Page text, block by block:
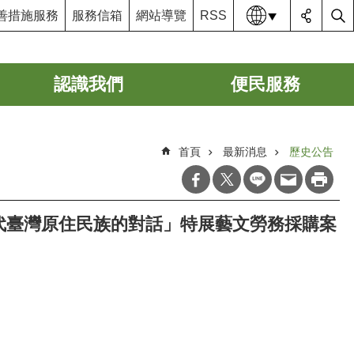
措施服務 服務信箱 網站導覽 RSS 語系
認識我們 便民服務
首頁 最新消息 歷史公告
灣原住民族的對話」特展藝文勞務採購案